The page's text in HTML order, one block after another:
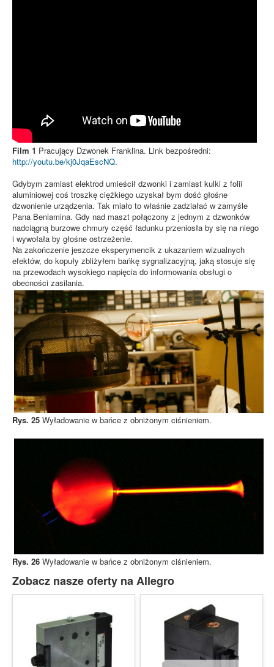
Film 1 Pracujący Dzwonek Franklina. Link bezpośredni:
http://youtu.be/kj0JqaEscNQ.
Gdybym zamiast elektrod umieścił dzwonki i zamiast kulki z folii
aluminiowej coś troszkę ciężkiego uzyskał bym dość głośne
dzwonienie urządzenia. Tak miało to właśnie zadziałać w zamyśle
Pana Beniamina. Gdy nad maszt połączony z jednym z dzwonków
nadciągną burzowe chmury część ładunku przeniosła by się na niego
i wywołała by głośne ostrzeżenie.
Na zakończenie jeszcze eksperymencik z ukazaniem wizualnych
efektów, do kopuły zbliżyłem bańkę sygnalizacyjną, jaką stosuje się
na przewodach wysokiego napięcia do informowania obsługi o
obecności zasilania.
Rys. 25 Wyładowanie w bańce z obniżonym ciśnieniem.
Rys. 26 Wyładowanie w bańce z obniżonym ciśnieniem.
Zobacz nasze oferty na Allegro